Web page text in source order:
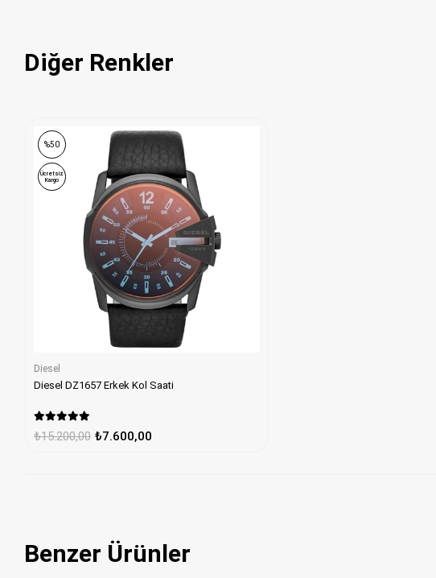
Diğer Renkler
Diesel
Diesel DZ1657 Erkek Kol Saati
₺7.600,00
₺15.200,00
%50
Ücretsiz
Kargo
Benzer Ürünler